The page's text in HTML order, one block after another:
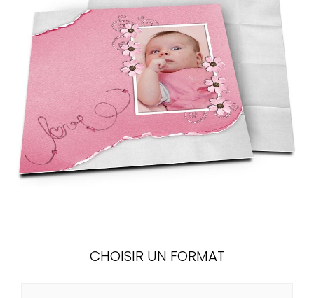
CHOISIR UN FORMAT